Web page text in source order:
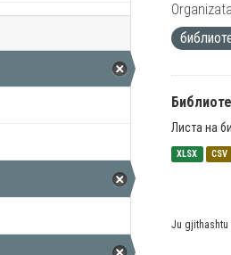
Листа на
XLSX CSV
Ju gjithashtu